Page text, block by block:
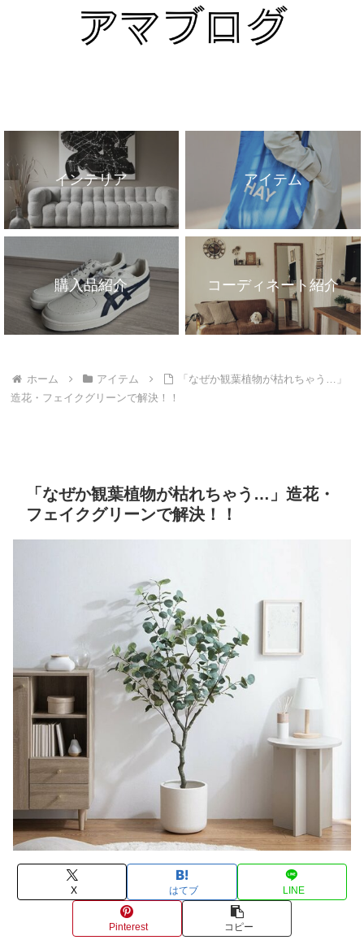
インテリア アイテム
購入品紹介 コーディネート紹介
ホーム アイテム
「なぜか観葉植物が枯れちゃう…」
造花・フェイクグリーンで解決！！
「なぜか観葉植物が枯れちゃう…」造花・
フェイクグリーンで解決！！
X はてブ LINE
Pinterest コピー